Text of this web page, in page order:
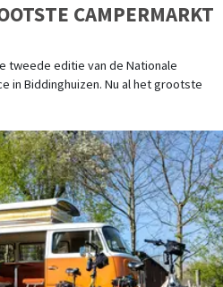
CAMPERMARKT
tweede editie van de Nationale
in Biddinghuizen. Nu al het grootste